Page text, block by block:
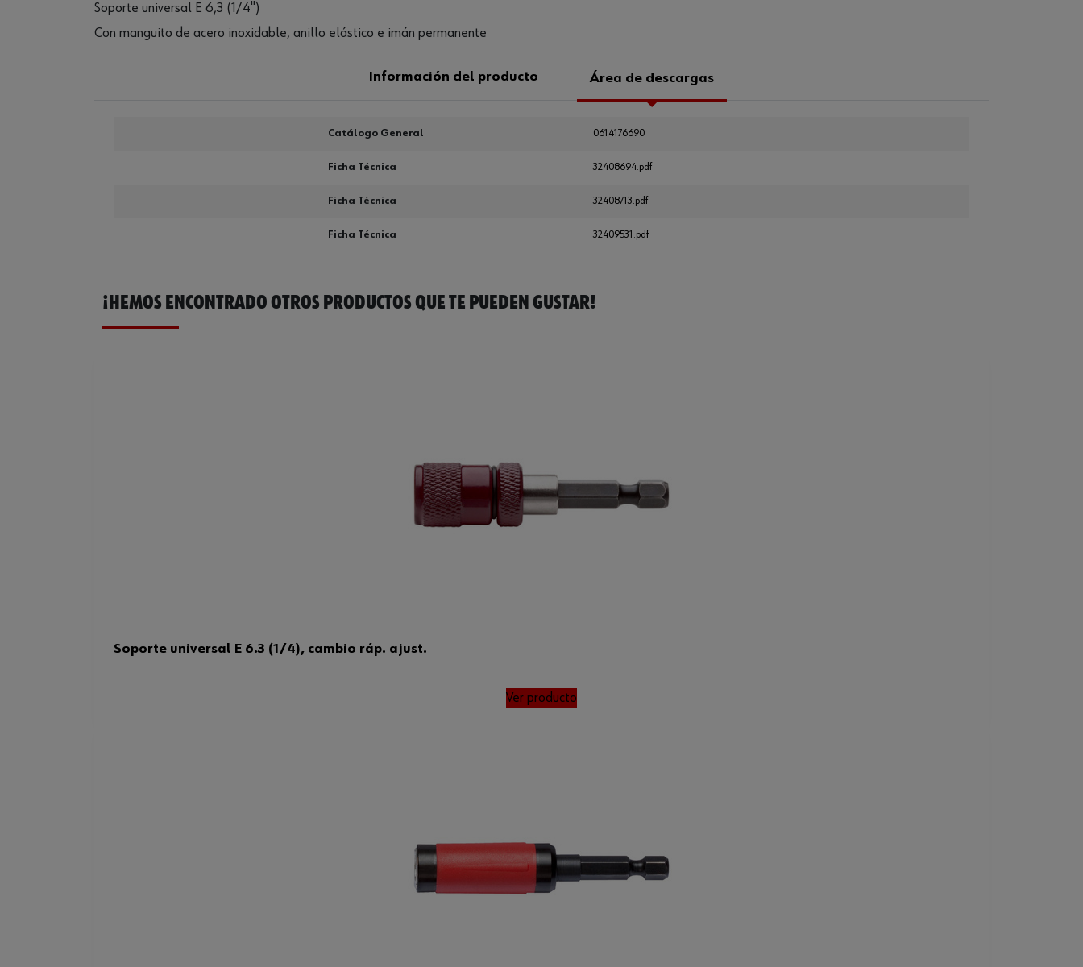
Soporte universal E 6,3 (1/4")
Con manguito de acero inoxidable, anillo elástico e imán permanente
Información del producto Área de descargas
Catálogo General 0614176690
Ficha Técnica 32408694.pdf
Ficha Técnica 32408713.pdf
Ficha Técnica 32409531.pdf
¡HEMOS ENCONTRADO OTROS PRODUCTOS QUE TE PUEDEN GUSTAR!
Soporte universal E 6.3 (1/4), cambio ráp. ajust.
Ver producto